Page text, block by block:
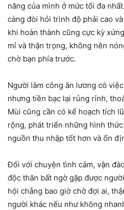
năng của mình ở mức tối đa
càng đòi hỏi trình độ phải cao
khi hoàn thành cũng cực kỳ
mỉ và thận trọng, không nên
chờ bạn phía trước.
Người làm công ăn lương có
nhưng tiền bạc lại rủng rỉnh,
Mùi cũng cần có kế hoạch tích
rộng, phát triển những hình
nguồn thu nhập tốt hơn và ổn
Đối với chuyện tình cảm, vận
độc thân bất ngờ gặp được
hội chẳng bao giờ chờ đợi ai,
người khác nếu như không